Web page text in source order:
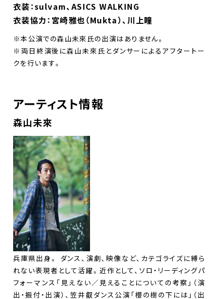
衣装：sulvam、ASICS WALKING
衣装協力：宮崎雅也（Mukta）、川上瞳
※本公演での森山未來氏の出演はありません。
※両日終演後に森山未來氏とダンサーによるアフタートー
クを行います。
アーティスト情報
森山未來
兵庫県出身。 ダンス、演劇、映像など、カテゴライズに縛ら
れない表現者として活躍。近作として、ソロ・リーディングパ
フォーマンス「見えない／見えることについての考察」（演
出・振付・出演）、笠井叡ダンス公演「櫻の樹の下には」（出